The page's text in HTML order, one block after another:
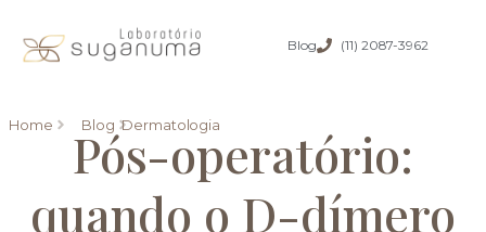
Blog (11) 2087-3962
Home Blog Dermatologia
Pós-operatório:
quando o D-dímero